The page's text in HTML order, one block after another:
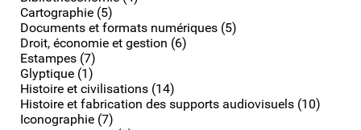
Cartographie (5)
Documents et formats numériques (5)
Droit, économie et gestion (6)
Estampes (7)
Glyptique (1)
Histoire et civilisations (14)
Histoire et fabrication des supports audiovisuels (10)
Iconographie (7)